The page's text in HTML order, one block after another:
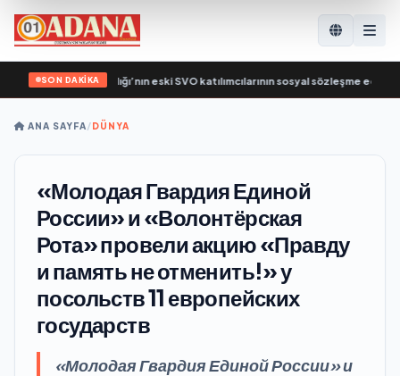
SON DAKİKA
Çalışma Bakanlığı’nın eski SVO katılımcılarının sosyal sözleşme edinme
ANA SAYFA/DÜNYA
«Молодая Гвардия Единой
России» и «Волонтёрская
Рота» провели акцию «Правду
и память не отменить!» у
посольств 11 европейских
государств
«Молодая Гвардия Единой России» и